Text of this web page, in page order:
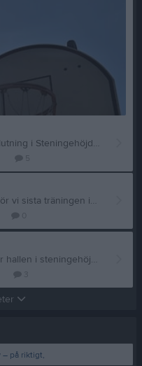
Hej på er! På lördag har vi basketavslutning i Steningehöjdens Idrottshall mellan 14.00-16.00. Det innebär att sista träningen för säsongen blir i morgon tisdag den 21 maj. När våra nya träningstider för nästa säsong blir klara kommer de att publiceras här på sidan. Vi vill passa på att tacka för en helt fantastisk säsong och hälsar alla varmt välkomna till nästa säsong! Ta gärna med er era kompisar också :) Ha en bra dag! //Ledarna
Heja alla basketglada! Nu på lördag kör vi sista träningen inför sportlovet så tar vi lite ledigt sen! Ses vi tisdag den 4/3 igen
och även då inga träningar!! Så passa på att vila upp er så ses vi igen tisdag den 5/11!! Ta hand om er
– på riktigt,